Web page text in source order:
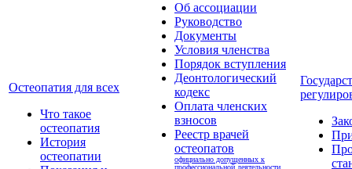
Остеопатия для всех
Что такое
остеопатия
История
остеопатии
Об ассоциации
Руководство
Документы
Условия членства
Порядок вступления
Деонтологический
кодекс
Оплата членских
взносов
Реестр врачей
остеопатов
официально допущенных к
профессиональной деятельности